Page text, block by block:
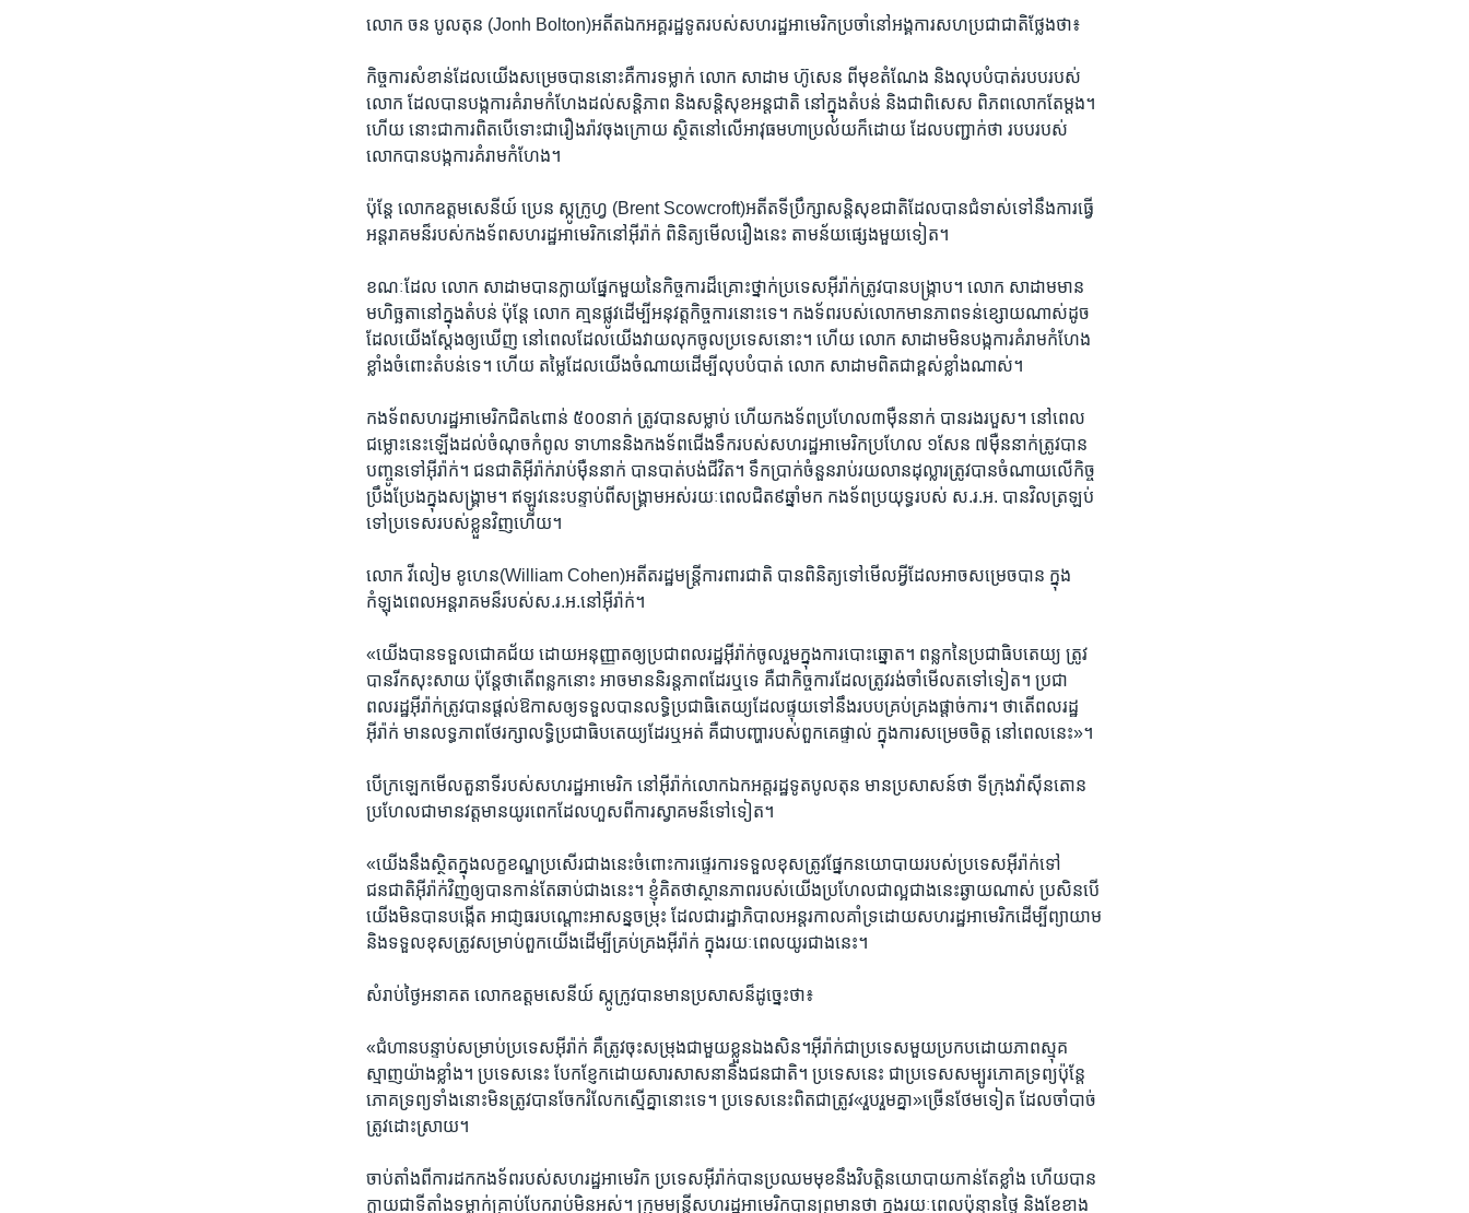
លោក ចន បូលតុន (Jonh Bolton)អតីតឯកអគ្គរដ្ឋ​ទូតរបស់​សហរដ្ឋអាមេរិកប្រចាំ​នៅអង្គការ​សហប្រជាជាតិថ្លែង​ថា៖
កិច្ចការសំខាន់​ដែល​យើងសម្រេចបាននោះ​គឺ​ការ​ទម្លាក់ លោក​ សាដាម ហ៊ូសេន ពីមុខ​តំណែង និង​លុបបំបាត់​របប​របស់
លោក ដែលបាន​បង្ក​ការ​គំរាម​កំហែង​ដល់​សន្តិភាព និង​សន្តិសុខ​អន្តជាតិ​ នៅ​ក្នុង​តំបន់ និងជាពិសេស ពិភពលោកតែ​ម្តង។
ហើយ នោះជា​ការ​ពិតបើ​ទោះ​ជា​រឿងរ៉ាវចុងក្រោយ ស្ថិត​នៅ​លើ​អាវុធ​មហា​ប្រល័យ​ក៏​ដោយ​ ដែល​បញ្ជាក់​ថា ​របប​របស់
លោក​បាន​បង្កការ​គំរាមកំហែង។
​ប៉ុន្តែ លោកឧត្តមសេនីយ៍ ប្រេន ស្កូក្រូហ្វ (Brent Scowcroft)អតីត​ទីប្រឹក្សាសន្តិសុខ​ជាតិដែលបាន​ជំទាស់ទៅនឹង​ការ​ធ្វើ​
អន្តរាគមន៏របស់​កងទ័ព​សហរដ្ឋ​អាមេរិក​នៅ​អ៊ីរ៉ាក់ ពិនិត្យមើល​រឿងនេះ​ តាម​ន័យ​ផ្សេង​មួយ​ទៀត។
ខណៈ​ដែល លោក ​សាដាម​បាន​ក្លាយ​ផ្នែកមួយនៃកិច្ចការ​ដ៏​គ្រោះថ្នាក់ប្រទេស​អ៊ីរ៉ាក់​ត្រូវ​បានបង្ក្រាប។ លោក សាដាម​មាន​
មហិច្ឆតា​នៅ​ក្នុង​តំបន់ ប៉ុន្តែ លោក ​គា្មន​ផ្លូវ​ដើម្បី​អនុវត្ត​កិច្ចការនោះ​ទេ។ កងទ័ពរបស់​លោក​មានភាព​ទន់ខ្សោយ​ណាស់ដូច​
ដែល​យើង​ស្តែងឲ្យ​ឃើញ នៅ​ពេល​ដែល​យើងវាយលុកចូល​ប្រទេសនោះ។ ហើយ លោក ​សាដាម​មិនបង្កការគំរាម​កំហែង
ខ្លាំងចំពោះតំបន់​ទេ។ ហើយ តម្លៃ​ដែល​យើងចំណាយដើម្បីលុបបំបាត់​ លោក ​សាដាម​ពិត​ជាខ្ពស់​ខ្លាំង​ណាស់។
កងទ័ព​សហរដ្ឋអាមេរិកជិត​៤ពាន់ ៥០០​នាក់ ត្រូវ​បានសម្លាប់ ហើយ​កងទ័ព​ប្រហែល​៣ម៉ឺននាក់ បាន​រង​របួស។ នៅ​ពេល​
ជម្លោះ​នេះ​ឡើង​ដល់​ចំណុច​កំពូល​ ទាហាននិងកង​ទ័ព​ជើងទឹក​របស់សហរដ្ឋអាមេរិក​ប្រហែល ១សែន ៧ម៉ឺន​នាក់​ត្រូវ​បាន
បញ្ចូន​ទៅ​អ៊ីរ៉ាក់។ ជនជាតិ​អ៊ីរ៉ាក់​រាប់ម៉ឺននាក់ ​បាន​បាត់បង់​ជីវិត។ ទឹកប្រាក់ចំនួន​រាប់រយលាន​ដុល្លារ​ត្រូវ​បាន​ចំណាយ​លើ​កិច្ច​
ប្រឹងប្រែងក្នុង​សង្រ្គាម។ ឥឡូវ​នេះ​បន្ទាប់​ពី​សង្រ្គាម​អស់​រយៈពេល​ជិត៩ឆ្នាំ​មក កងទ័ពប្រយុទ្ធ​របស់ ស.រ.អ. បាន​វិលត្រឡប់​
ទៅ​ប្រទេស​របស់​ខ្លួនវិញ​ហើយ។
លោក វីលៀម ខូហេន(William Cohen)អតីត​រដ្ឋមន្ត្រីការពារ​ជាតិ បានពិនិត្យទៅ​មើល​អ្វី​ដែល​អាច​សម្រេចបាន​ ក្នុង​
កំឡុង​ពេល​អន្តរាគមន៏របស់​ស.រ.អ.នៅ​អ៊ីរ៉ាក់។
«យើង​បាន​ទទួល​ជោគជ័យ ដោយអនុញ្ញាត​ឲ្យ​ប្រជាពលរដ្ឋអ៊ីរ៉ាក់​ចូលរួមក្នុង​ការបោះឆ្នោត។ ពន្លកនៃប្រជាធិបតេយ្យ​ ត្រូវ​
បាន​រីកសុះសាយ ប៉ុន្តែថាតើពន្លកនោះ ​អាច​មាននិរន្តភាពដែរឬទេ គឺជាកិច្ចការដែល​ត្រូវ​រង់​ចាំ​មើល​តទៅ​ទៀត។ ប្រជា​
ពលរដ្ឋអ៊ីរ៉ាក់​ត្រូវ​បានផ្តល់​ឱកាសឲ្យទទួលបាន​លទ្ធិ​ប្រជាធិតេយ្យដែលផ្ទុយ​ទៅ​នឹងរបប​គ្រប់គ្រងផ្តាច់ការ។ ថា​តើ​ពលរដ្ឋ
អ៊ីរ៉ាក់ ​មាន​លទ្ធភាព​ថែរក្សាលទ្ធិ​ប្រជាធិបតេយ្យ​ដែរឬអត់ គឺ​ជាបញ្ហា​របស់ពួកគេផ្ទាល់ ក្នុង​ការ​សម្រេចចិត្ត​ នៅពេល​នេះ»។
បើ​ក្រឡេក​មើលតួនាទី​របស់​សហរដ្ឋ​អាមេរិក នៅ​អ៊ីរ៉ាក់លោកឯក​អគ្តរដ្ឋ​ទូត​បូលតុន មានប្រសាសន៍​ថា ទីក្រុង​វ៉ាស៊ីនតោន​
ប្រហែល​ជាមាន​វត្តមាន​យូរពេក​ដែលហួសពី​ការស្វាគមន៏​ទៅ​ទៀត។
«យើង​នឹងស្ថិត​ក្នុងលក្ខខណ្ឌប្រសើរ​ជាង​នេះចំពោះ​ការផ្ទេរការទទួល​ខុសត្រូវ​ផ្នែក​នយោបាយរបស់ប្រទេសអ៊ីរ៉ាក់​ទៅ
ជនជាតិអ៊ីរ៉ាក់​វិញ​ឲ្យបាន​កាន់​តែ​ឆាប់​ជាង​នេះ។ ខ្ញុំ​គិត​ថា​ស្ថានភាពរបស់​យើង​ប្រហែល​ជា​ល្អ​ជាង​នេះ​ឆ្ងាយ​ណាស់ ប្រសិន​បើ​
យើង​មិន​បាន​បង្កើត អាជា្ញធរ​បណ្តោះ​អាសន្នចម្រុះ ដែល​ជា​រដ្ឋាភិបាល​អន្តរកាលគាំទ្រ​ដោយ​សហរដ្ឋ​អាមេរិក​ដើម្បី​ព្យាយាម
និង​ទទួល​ខុសត្រូវ​សម្រាប់​ពួក​យើង​ដើម្បីគ្រប់គ្រង​អ៊ីរ៉ាក់ ក្នុងរយៈពេលយូរ​ជាង​នេះ​។
សំរាប់​ថ្ងៃ​អនាគត លោក​ឧត្តមសេនីយ៍ ​ស្កូក្រូវ​បាន​មាន​ប្រសាសន៏​ដូច្នេះ​ថា៖
«ជំហានបន្ទាប់​សម្រាប់​ប្រទេស​អ៊ីរ៉ាក់ គឺ​ត្រូវ​ចុះ​សម្រុង​ជាមួយខ្លួន​ឯង​សិន។​អ៊ីរ៉ាក់​ជា​ប្រទេស​មួយ​ប្រកប​ដោយ​ភាពស្មុគ
ស្មាញយ៉ាង​ខ្លាំង។ ប្រទេសនេះ បែក​ខ្ញែក​ដោយសារសាសនា​និង​ជនជាតិ។ ប្រទេសនេះ ជា​ប្រទេស​សម្បូរ​ភោគទ្រព្យប៉ុន្តែ​
ភោគ​ទ្រព្យ​ទាំង​នោះ​មិន​ត្រូវបាន​ចែក​រំលែក​ស្មើគ្នា​នោះ​ទេ។ ប្រទេស​នេះ​ពិត​ជា​ត្រូវ​«រួបរួម​គ្នា»ច្រើន​ថែម​ទៀត ដែលចាំបាច់​
ត្រូវដោះស្រាយ។
ចាប់​តាំង​ពី​ការ​ដកកង​ទ័ព​របស់សហរដ្ឋ​អាមេរិក ប្រទេស​អ៊ីរ៉ាក់​បាន​ប្រឈម​មុខនឹង​វិបត្តិ​នយោបាយ​កាន់​តែ​ខ្លាំង ហើយបាន​
ក្លាយ​ជា​ទីតាំង​ទម្លាក់គ្រាប់បែករាប់​មិន​អស់។ ក្រុមមន្រ្តីសហរដ្ឋអាមេរិកបាន​ព្រមានថា ក្នុង​រយៈពេល​ប៉ុន្មាន​ថ្ងៃ និងខែ​ខាង